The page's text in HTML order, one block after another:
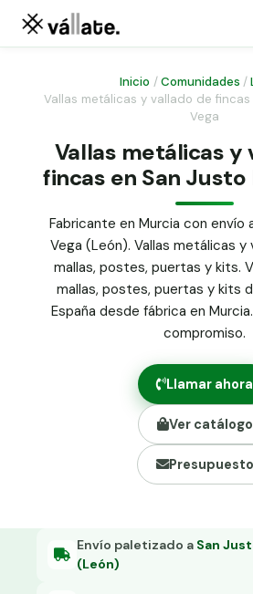
Malla electrosoldada
Malla ganadera
Malla triple torsión
Panel malla H.
Puerta abatible dos hojas
Puerta acceso peatonal
Poste malla Hércules
Poste malla simple torsión
Alambre de espino
Alambre liso galvanizado
Malla ocultación 70 g/m²
Abrazadera PVC malla H.
Grapa malla H.
Grapadora
Inicio /Comunidades /
Vallas metálicas y vallado de fincas
Vega
Vallas metálicas y
fincas en San Justo
Fabricante en Murcia con envío
Vega (León). Vallas metálicas y
mallas, postes, puertas y kits.
mallas, postes, puertas y kits
España desde fábrica en
compromiso.
Llamar ahora
Ver catálogo
Presupuesto
Envío paletizado a San
(León)